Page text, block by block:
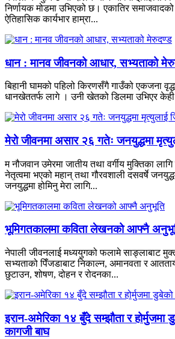
निर्णायक मोडमा उभिएको छ। एकातिर समाजवादको
ऐतिहासिक कार्यभार हाम्रा...
धान : मानव जीवनको आधार, सभ्यताको
बिहानी घामको पहिलो किरणसँगै गाउँको एकजना
धानखेततर्फ लागे । उनी खेतको डिलमा उभिएर
मेरो जीवनमा असार २६ गतेः जनयुद्धमा
म नौजवान उमेरमा जातीय तथा वर्गीय मुक्तिका
नेतृत्वमा भएको महान् तथा गौरवशाली दसवर्षे
जनयुद्धमा होमिनु मेरा लागि...
भूमिगतकालमा कविता लेखनको आफ्नै
नेपाली जीवनलाई मध्ययुगको फलामे साङ्लाबाट मुक्त
सभ्यताको पिँजडाबाट निकाल्न, अमानवता र
छुटाउन, शोषण, दोहन र रोदनका...
इरान-अमेरिका १४ बुँदे सम्झौता र होर्मुजमा
कागजी बाघ